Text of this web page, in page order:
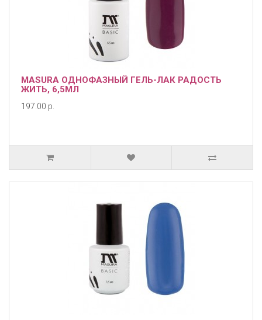
MASURA ОДНОФАЗНЫЙ ГЕЛЬ-ЛАК РАДОСТЬ
ЖИТЬ, 6,5МЛ
197.00 р.